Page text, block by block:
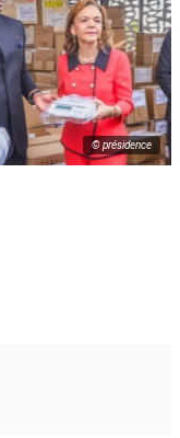
© présidence